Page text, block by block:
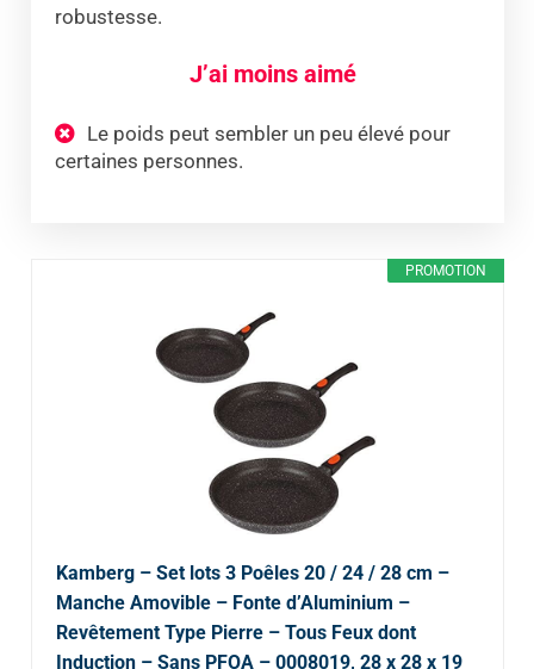
robustesse.
J’ai moins aimé
Le poids peut sembler un peu élevé pour
certaines personnes.
PROMOTION
Kamberg – Set lots 3 Poêles 20 / 24 / 28 cm –
Manche Amovible – Fonte d’Aluminium –
Revêtement Type Pierre – Tous Feux dont
Induction – Sans PFOA – 0008019, 28 x 28 x 19